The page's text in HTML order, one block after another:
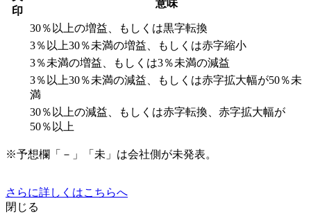
印
意味
30％以上の増益、もしくは黒字転換
3％以上30％未満の増益、もしくは赤字縮小
3％未満の増益、もしくは3％未満の減益
3％以上30％未満の減益、もしくは赤字拡大幅が50％未
満
30％以上の減益、もしくは赤字転換、赤字拡大幅が
50％以上
※予想欄「－」「未」は会社側が未発表。
さらに詳しくはこちらへ
閉じる